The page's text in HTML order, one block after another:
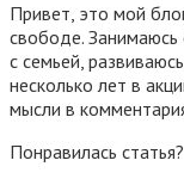
Привет, это мой
свободе.
с семьей,
несколько лет в
мысли в
Понравилась